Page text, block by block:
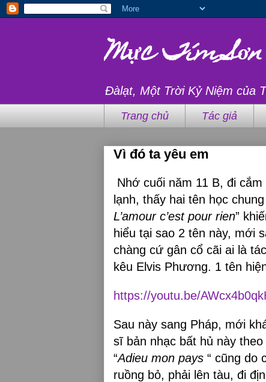
Mực Tím
Đàlạt, Một Trời Kỷ Niệm của
Trang chủ Tác giả
Vì đó ta yêu em
Nhớ cuối năm 11 B, đi
lạnh, thấy hai tên học
L’amour c’est pour rien”
hiểu tại sao 2 tên này, mới
chàng cứ gân cổ cãi ai là
kêu Elvis Phương. 1 tên
https://youtu.be/
Sau này sang Pháp, mới
sĩ bản nhạc bất hủ này
“Adieu mon pays “ cũng do
ruồng bỏ, phải lên tàu, đi